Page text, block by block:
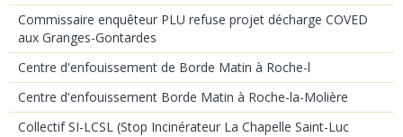
Commissaire enquêteur PLU refuse projet décharge COVED
aux Granges-Gontardes
Centre d'enfouissement de Borde Matin à Roche-l
Centre d'enfouissement Borde Matin à Roche-la-Molière
Collectif SI-LCSL (Stop Incinérateur La Chapelle Saint-Luc